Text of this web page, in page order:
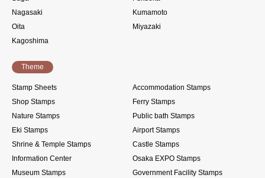
Nagasaki
Kumamoto
Oita
Miyazaki
Kagoshima
Theme
Stamp Sheets
Accommodation Stamps
Shop Stamps
Ferry Stamps
Nature Stamps
Public bath Stamps
Eki Stamps
Airport Stamps
Shrine & Temple Stamps
Castle Stamps
Information Center
Osaka EXPO Stamps
Museum Stamps
Government Facility Stamps